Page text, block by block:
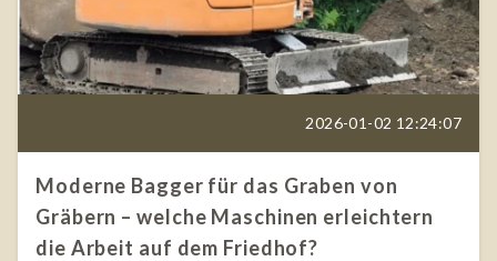
2026-01-02 12:24:07
Moderne Bagger für das Graben von
Gräbern – welche Maschinen erleichtern
die Arbeit auf dem Friedhof?